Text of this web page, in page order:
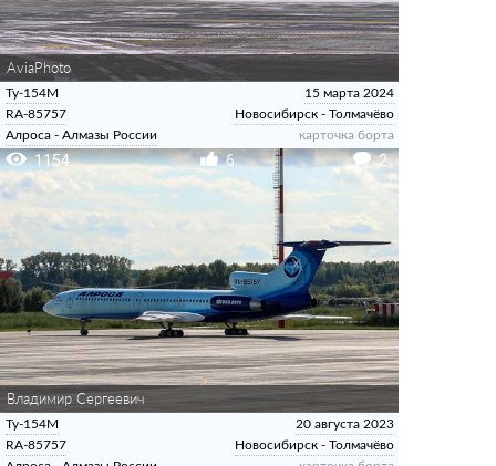
AviaPhoto
Ту-154М
RA-85757
Алроса - Алмазы России
15 марта 2024
Новосибирск - Толмачёво
карточка борта
1154 6 2
Владимир Сергеевич
Ту-154М
RA-85757
20 августа 2023
Новосибирск - Толмачёво